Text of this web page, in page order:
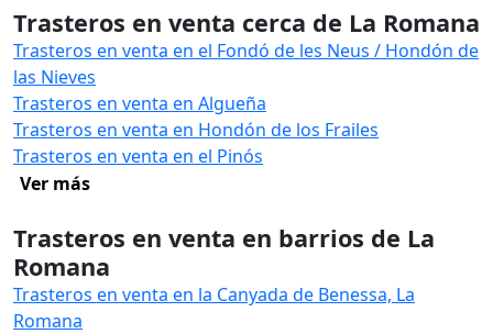
Trasteros en venta cerca de La Romana
Trasteros en venta en el Fondó de les Neus / Hondón de
las Nieves
Trasteros en venta en Algueña
Trasteros en venta en Hondón de los Frailes
Trasteros en venta en el Pinós
Ver más
Trasteros en venta en barrios de La
Romana
Trasteros en venta en la Canyada de Benessa, La
Romana